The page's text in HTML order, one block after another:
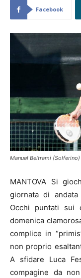
Facebook
Manuel Beltrami (Solferino)
MANTOVA Si
giornata di andata
Occhi puntati sui
domenica
complice in
non proprio
A sfidare Luca
compagine da